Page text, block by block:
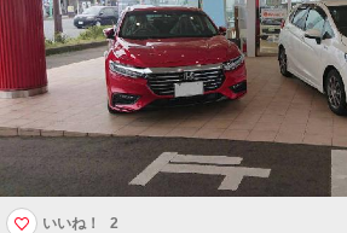
いいね！ 2